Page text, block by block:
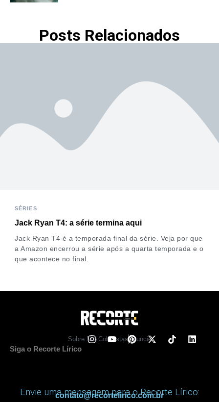
Posts Relacionados
SÉRIES
Jack Ryan T4: a série termina aqui
Jack Ryan T4 é a temporada final da série. Veja por que
a Amazon encerrou a série após a quarta temporada e o
que acontece no final.
Sobre NosColunistasAnuncie
Siga o Recorte Lírico
Envie uma mensagem para o Recorte Lírico:
contato@recortelirico.com.br